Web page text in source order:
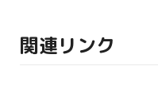
関連リンク